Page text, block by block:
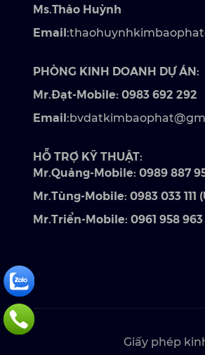
Ms.Thảo Huỳnh
Email
PHÒNG KINH DOANH DỰ ÁN:
Mr.Đạt-Mobile: 0983 692 292
Email
HỖ TRỢ KỸ THUẬT:
Mr.Quảng-Mobile: 0989 887
Mr.Tùng-Mobile: 0983 033 111
Mr.Triển-Mobile: 0961 958
Giấy phép